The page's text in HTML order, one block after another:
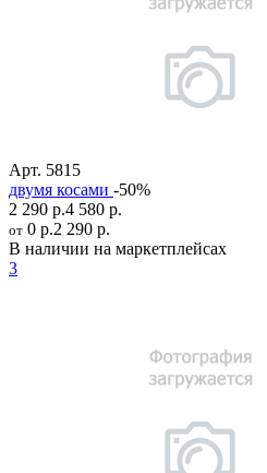
Арт. 5815
двумя косами -50%
2 290 р.4 580 р.
от 0 р.2 290 р.
В наличии на маркетплейсах
3